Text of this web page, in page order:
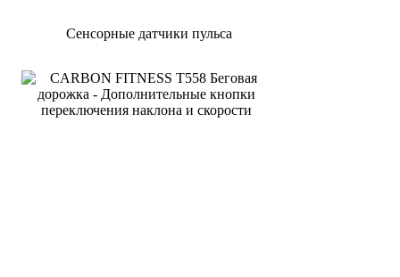
Сенсорные датчики пульса